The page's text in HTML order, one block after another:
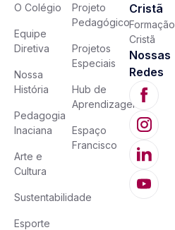
O Colégio
Equipe
Diretiva
Nossa
História
Pedagogia
Inaciana
Arte e
Cultura
Sustentabilidade
Esporte
Projeto
Pedagógico
Projetos
Especiais
Hub de
Aprendizagem
Espaço
Francisco
Cristã
Formação
Cristã
Nossas
Redes